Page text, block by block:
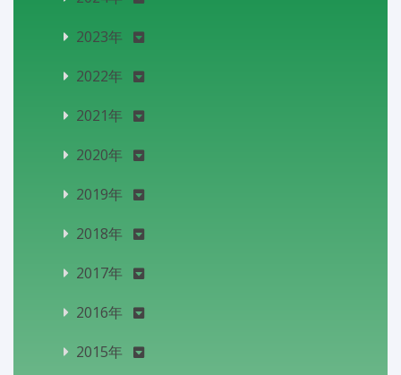
2023年
2022年
2021年
2020年
2019年
2018年
2017年
2016年
2015年